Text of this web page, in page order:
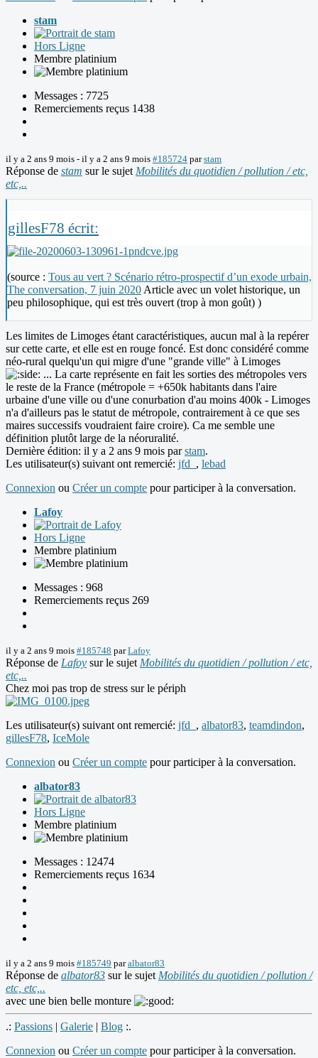
stam
Hors Ligne
Membre platinium
Messages : 7725
Remerciements reçus 1438
il y a 2 ans 9 mois - il y a 2 ans 9 mois #185724 parstam
Réponse de stam sur le sujet Mobilités du quotidien / pollution / etc,
etc,..
gillesF78 écrit:
(source : Tous au vert ? Scénario rétro-prospectif d’un exode urbain,
The conversation, 7 juin 2020 Article avec un volet historique, un
peu philosophique, qui est très ouvert (trop à mon goût) )
Les limites de Limoges étant caractéristiques, aucun mal à la repérer
sur cette carte, et elle est en rouge foncé. Est donc considéré comme
néo-rural quelqu'un qui migre d'une "grande ville" à Limoges
... La carte représente en fait les sorties des métropoles vers
le reste de la France (métropole = +650k habitants dans l'aire
urbaine d'une ville ou d'une conurbation d'au moins 400k - Limoges
n'a d'ailleurs pas le statut de métropole, contrairement à ce que ses
maires successifs voudraient faire croire). Ca me semble une
définition plutôt large de la néoruralité.
Dernière édition: il y a 2 ans 9 mois parstam.
Les utilisateur(s) suivant ont remercié: jfd_ , lebad
Connexion ou Créer un compte pour participer à la conversation.
Lafoy
Hors Ligne
Membre platinium
Messages : 968
Remerciements reçus 269
il y a 2 ans 9 mois #185748 parLafoy
Réponse de Lafoy sur le sujet Mobilités du quotidien / pollution / etc,
etc,..
Chez moi pas trop de stress sur le périph
Les utilisateur(s) suivant ont remercié: jfd_ , albator83, teamdindon,
gillesF78, IceMole
Connexion ou Créer un compte pour participer à la conversation.
albator83
Hors Ligne
Membre platinium
Messages : 12474
Remerciements reçus 1634
il y a 2 ans 9 mois #185749 paralbator83
Réponse de albator83 sur le sujet Mobilités du quotidien / pollution /
etc, etc,..
avec une bien belle monture
.: Passions | Galerie | Blog :.
Connexion ou Créer un compte pour participer à la conversation.